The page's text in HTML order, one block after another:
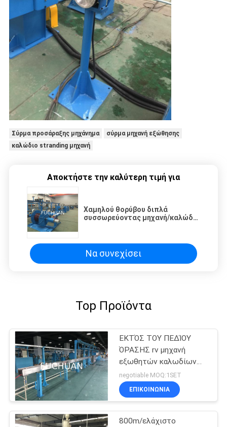
Σύρμα προσάραξης μηχάνημα
σύρμα μηχανή εξώθησης
καλώδιο stranding μηχανή
Αποκτήστε την καλύτερη τιμή για
Χαμηλού θορύβου διπλά
συσσωρεύοντας μηχανή/καλώδιο
Να συνεχίσει
Top Προϊόντα
ΕΚΤΌΣ ΤΟΥ ΠΕΔΊΟΥ
ΌΡΑΣΗΣ rv μηχανή
εξωθητών καλωδίων
του BV BVV
negotiable MOQ:1SET
ΕΠΙΚΟΙΝΩΝΊΑ
800m/ελάχιστο